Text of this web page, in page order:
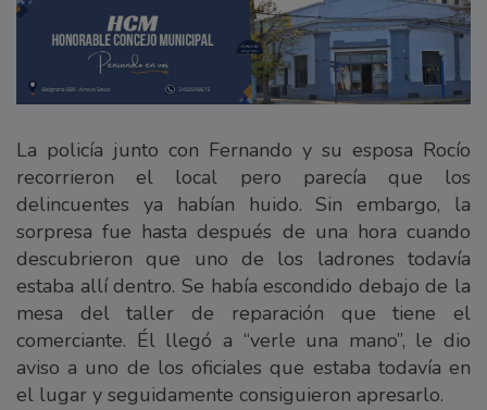
La policía junto con Fernando y su esposa Rocío
recorrieron el local pero parecía que los
delincuentes ya habían huido. Sin embargo, la
sorpresa fue hasta después de una hora cuando
descubrieron que uno de los ladrones todavía
estaba allí dentro. Se había escondido debajo de la
mesa del taller de reparación que tiene el
comerciante. Él llegó a “verle una mano”, le dio
aviso a uno de los oficiales que estaba todavía en
el lugar y seguidamente consiguieron apresarlo.